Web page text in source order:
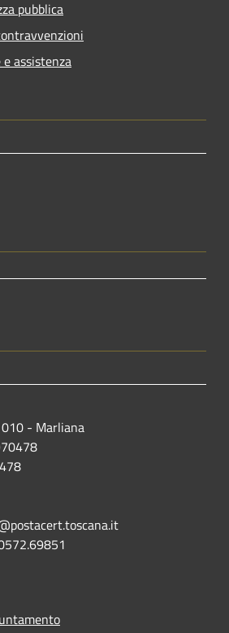
pubblica
assistenza
- Marliana